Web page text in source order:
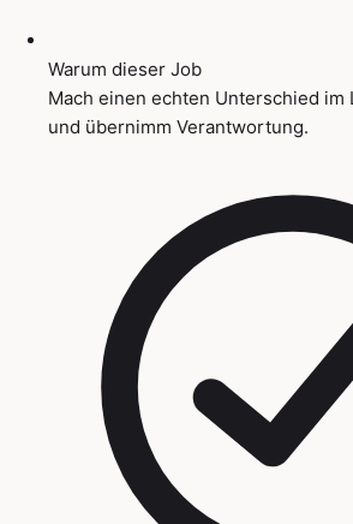
Warum dieser Job
Mach einen echten Unterschied im
und übernimm Verantwortung.